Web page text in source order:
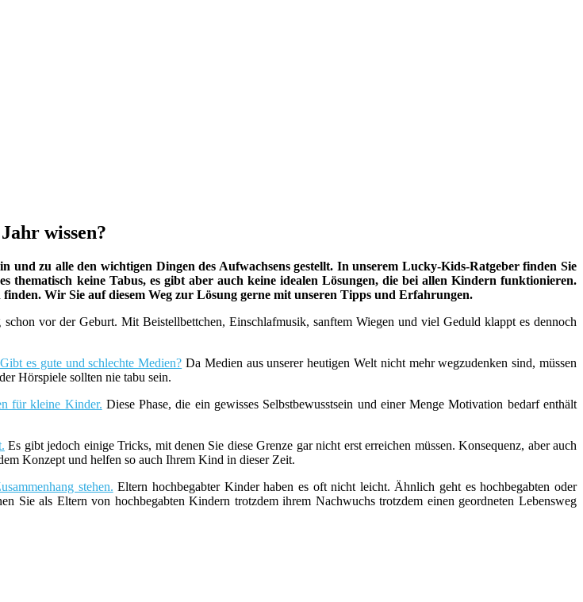
wissen?
zu alle den wichtigen Dingen des Aufwachsens gestellt. In unserem Lucky-Kids-Ratgeber finden Sie
keine Tabus, es gibt aber auch keine idealen Lösungen, die bei allen Kindern funktionieren.
Wir Sie auf diesem Weg zur Lösung gerne mit unseren Tipps und Erfahrungen.
vor der Geburt. Mit Beistellbettchen, Einschlafmusik, sanftem Wiegen und viel Geduld klappt es dennoch
es gute und schlechte Medien? Da Medien aus unserer heutigen Welt nicht mehr wegzudenken sind, müssen
Hörspiele sollten nie tabu sein.
für kleine Kinder. Diese Phase, die ein gewisses Selbstbewusstsein und einer Menge Motivation bedarf enthält
Es gibt jedoch einige Tricks, mit denen Sie diese Grenze gar nicht erst erreichen müssen. Konsequenz, aber auch
Konzept und helfen so auch Ihrem Kind in dieser Zeit.
stehen. Eltern hochbegabter Kinder haben es oft nicht leicht. Ähnlich geht es hochbegabten oder
als Eltern von hochbegabten Kindern trotzdem ihrem Nachwuchs trotzdem einen geordneten Lebensweg